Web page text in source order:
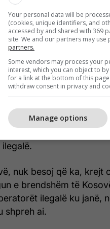
cilin do vend të
së, Pal Lekaj tha se ka
të cilat operojnë
që ka operatorë në
brenda Kosovës”, tha
se brenda territorit
nuk besoj që ka, krejt
e brendshëm të
ilegalë ku janë,
shpreh ai.
Your personal data will be
(cookies, unique identifiers, and
accessed by and shared with 369
site. We and our partners may
partners.
Some vendors may process your
interest, which you can object to
for a link at the bottom of this
withdraw consent in privacy and
Manage options